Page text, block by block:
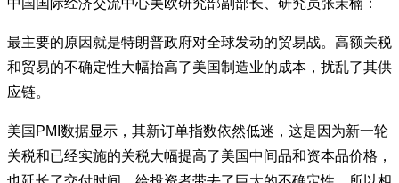
中国国际经济交流中心美欧研究部副部长、研究员张茉楠：
最主要的原因就是特朗普政府对全球发动的贸易战。高额关税
和贸易的不确定性大幅抬高了美国制造业的成本，扰乱了其供
应链。
美国PMI数据显示，其新订单指数依然低迷，这是因为新一轮
关税和已经实施的关税大幅提高了美国中间品和资本品价格，